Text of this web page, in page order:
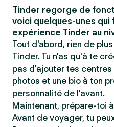
Tinder regorge de
voici quelques-unes
expérience Tinder au
Tout d'abord, rien de
Tinder. Tu n'as qu'à te
pas d'ajouter tes
photos et une bio à ton
personnalité de l'avant.
Maintenant, prépare-toi à
Avant de voyager, tu